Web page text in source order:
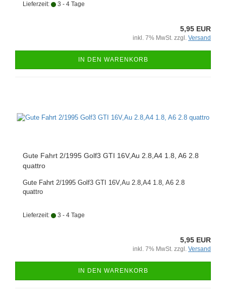
Lieferzeit: 3 - 4 Tage
5,95 EUR
inkl. 7% MwSt. zzgl. Versand
IN DEN WARENKORB
Gute Fahrt 2/1995 Golf3 GTI 16V,Au 2.8,A4 1.8, A6 2.8
quattro
Gute Fahrt 2/1995 Golf3 GTI 16V,Au 2.8,A4 1.8, A6 2.8
quattro
Lieferzeit: 3 - 4 Tage
5,95 EUR
inkl. 7% MwSt. zzgl. Versand
IN DEN WARENKORB